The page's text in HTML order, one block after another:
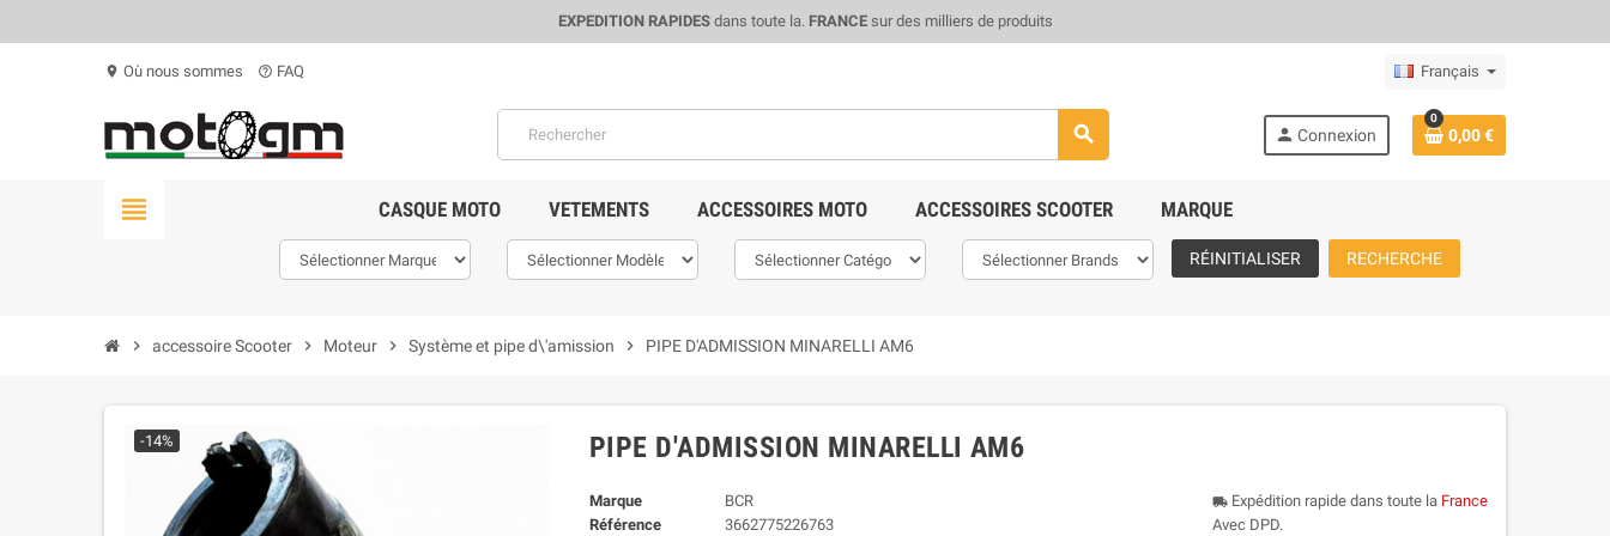
EXPEDITION RAPIDESdans toute la. FRANCEsur des milliers de produits
location_on Où nous sommes help_outline FAQ Français
search person Connexion
0
0,00 €
view_headline CASQUE MOTO VETEMENTS ACCESSOIRES MOTO ACCESSOIRES SCOOTER MARQUE
RÉINITIALISER RECHERCHE
chevron_right accessoire Scooter chevron_right Moteur chevron_right Système et pipe d\'amission chevron_right PIPE D'ADMISSION MINARELLI AM6
-14% PIPE D'ADMISSION MINARELLI AM6
Marque
BCR
Référence
3662775226763
local_shippingExpédition rapide dans toute la France
Avec DPD.